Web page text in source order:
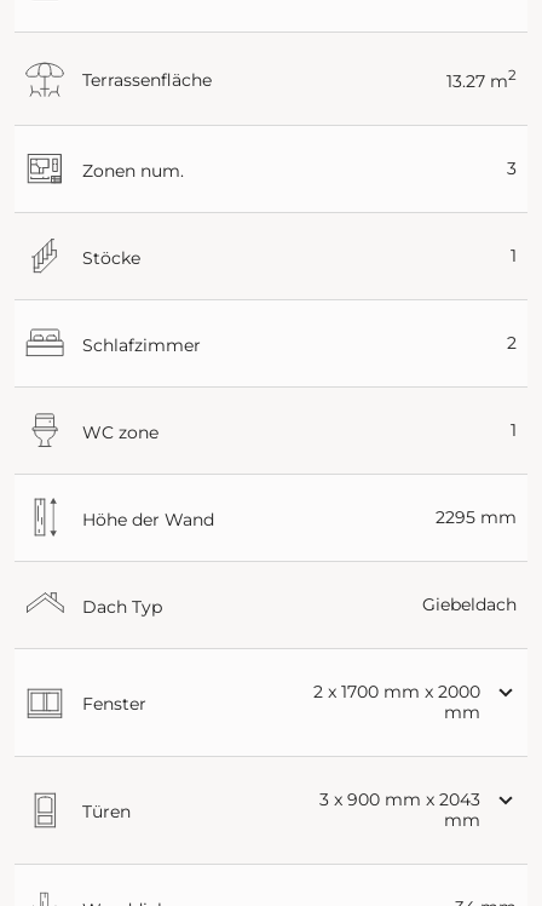
Terrassenfläche 13.27 m2
Zonen num. 3
Stöcke 1
Schlafzimmer 2
WC zone 1
Höhe der Wand 2295 mm
Dach Typ Giebeldach
Fenster
2 x 1700 mm x 2000
mm
Türen
3 x 900 mm x 2043
mm